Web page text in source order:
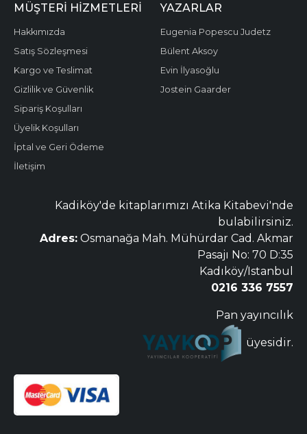
MÜŞTERI HIZMETLERI
Hakkımızda
Satış Sözleşmesi
Kargo ve Teslimat
Gizlilik ve Güvenlik
Sipariş Koşulları
Üyelik Koşulları
İptal ve Geri Ödeme
İletişim
YAZARLAR
Eugenia Popescu Judetz
Bülent Aksoy
Evin İlyasoğlu
Jostein Gaarder
Kadiköy'de kitaplarımızı Atika Kitabevi'nde
bulabilirsiniz.
Adres: Osmanağa Mah. Mühürdar Cad. Akmar
Pasajı No: 70 D:35
Kadıköy/Istanbul
0216 336 7557
Pan yayıncılık
üyesidir.